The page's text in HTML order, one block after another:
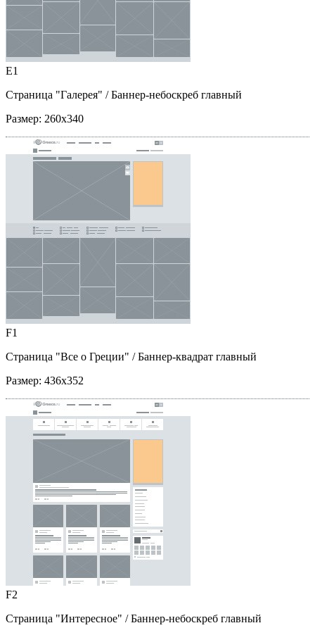
E1
Страница "Галерея" / Баннер-небоскреб главный
Размер: 260x340
F1
Страница "Все о Греции" / Баннер-квадрат главный
Размер: 436x352
F2
Страница "Интересное" / Баннер-небоскреб главный